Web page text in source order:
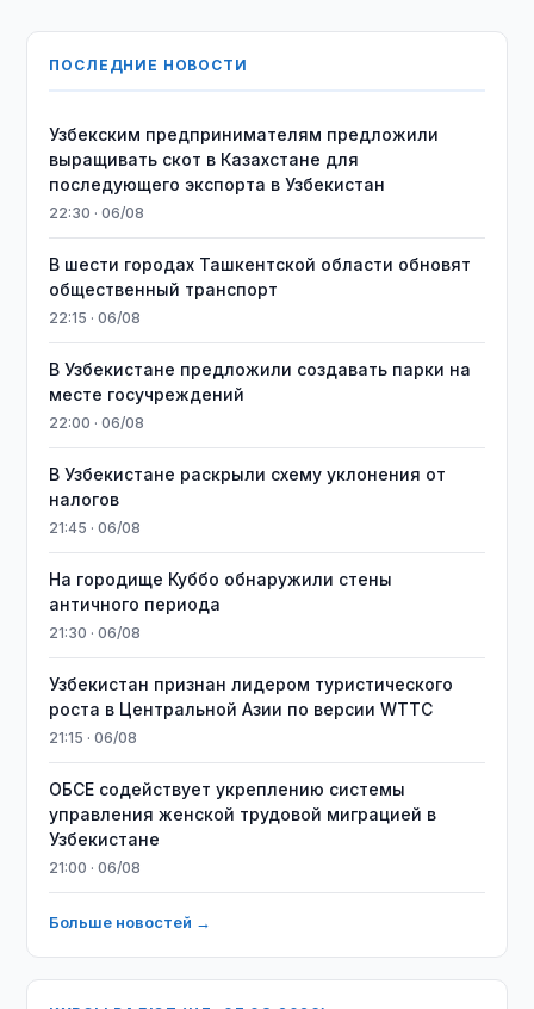
ПОСЛЕДНИЕ НОВОСТИ
Узбекским предпринимателям предложили
выращивать скот в Казахстане для
последующего экспорта в Узбекистан
22:30 · 06/08
В шести городах Ташкентской области обновят
общественный транспорт
22:15 · 06/08
В Узбекистане предложили создавать парки на
месте госучреждений
22:00 · 06/08
В Узбекистане раскрыли схему уклонения от
налогов
21:45 · 06/08
На городище Куббо обнаружили стены
античного периода
21:30 · 06/08
Узбекистан признан лидером туристического
роста в Центральной Азии по версии WTTC
21:15 · 06/08
ОБСЕ содействует укреплению системы
управления женской трудовой миграцией в
Узбекистане
21:00 · 06/08
Больше новостей →